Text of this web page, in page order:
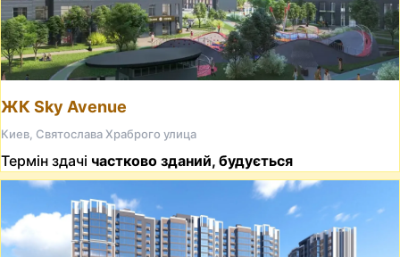
ЖК Sky Avenue
Киев, Святослава Храброго улица
Термін здачі частково зданий, будується